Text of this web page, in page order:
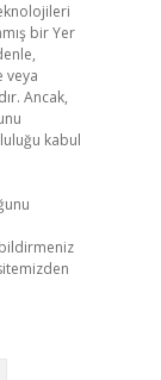
bir Yer
veya
Ancak,
kabul